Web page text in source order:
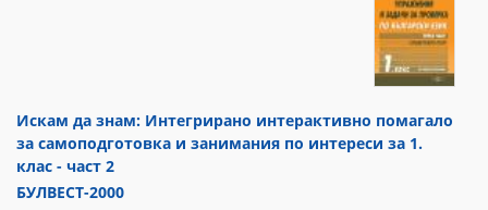
Искам да знам: Интегрирано интерактивно помагало
за самоподготовка и занимания по интереси за 1.
клас - част 2
БУЛВЕСТ-2000